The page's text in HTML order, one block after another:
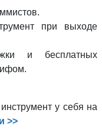
при выходе
и бесплатных
у себя на
>>